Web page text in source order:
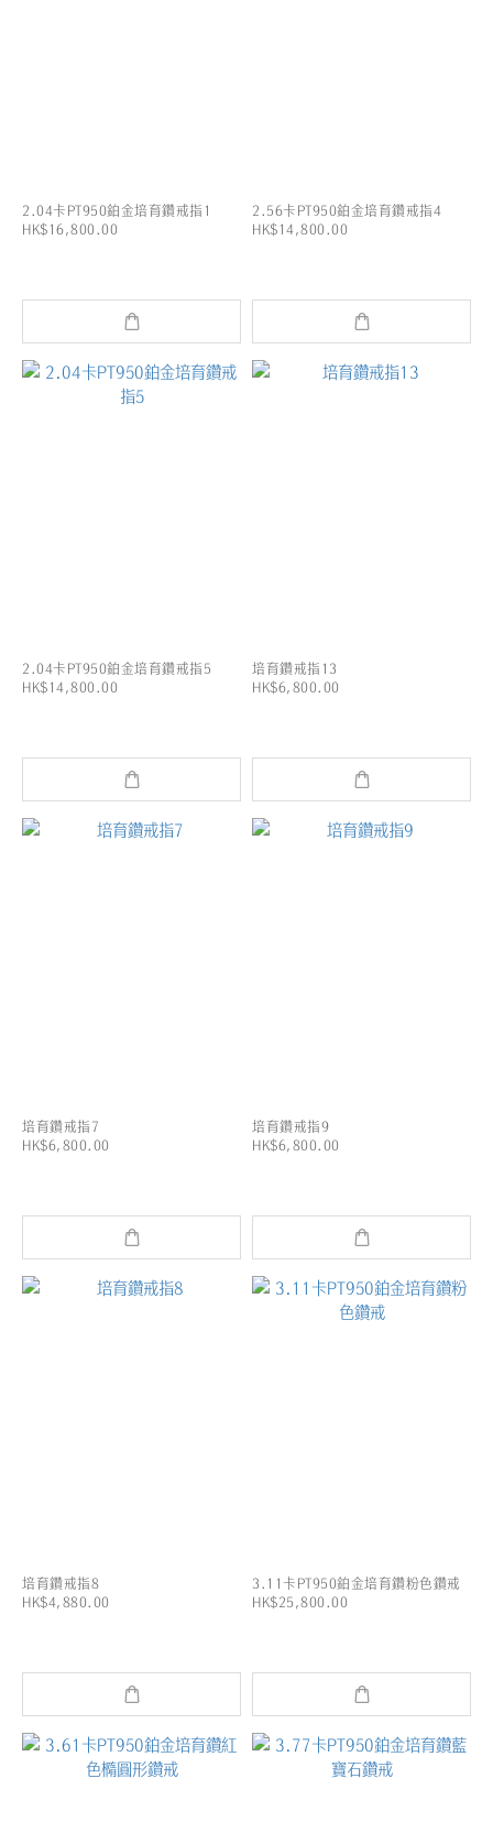
2.04卡PT950鉑金培育鑽戒指1
HK$16,800.00
2.56卡PT950鉑金培育鑽戒指4
HK$14,800.00
2.04卡PT950鉑金培育鑽戒指5
HK$14,800.00
培育鑽戒指13
HK$6,800.00
培育鑽戒指7
HK$6,800.00
培育鑽戒指9
HK$6,800.00
培育鑽戒指8
HK$4,880.00
3.11卡PT950鉑金培育鑽粉色鑽戒
HK$25,800.00